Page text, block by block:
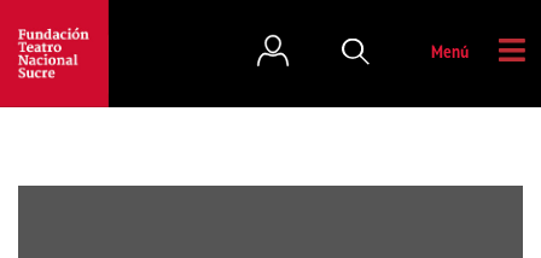
Menú